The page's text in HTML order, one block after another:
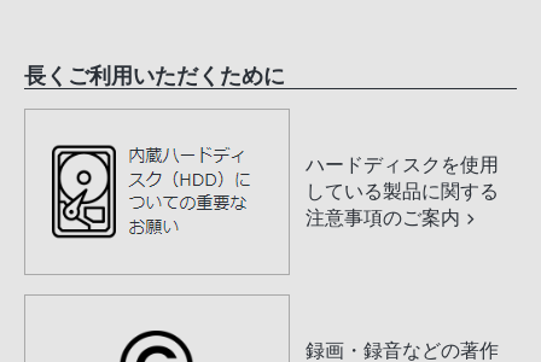
長くご利用いただくために
ハードディスクを使用
している製品に関する
注意事項のご案内
録画・録音などの著作